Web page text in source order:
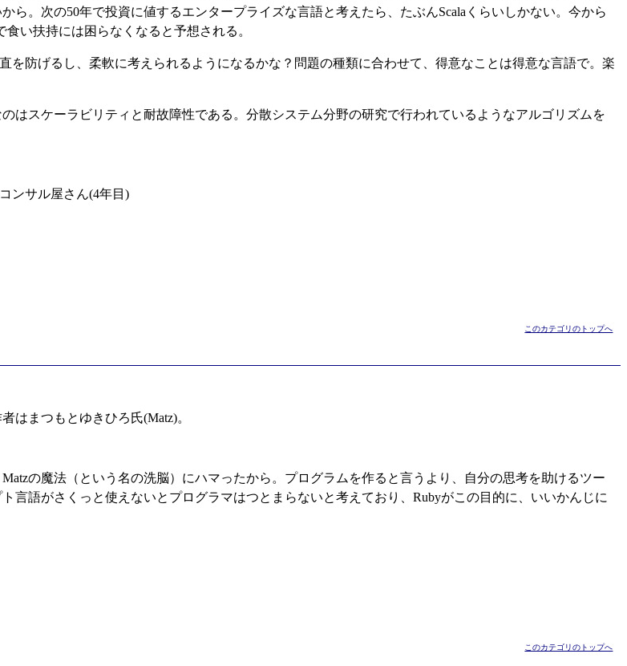
。次の50年で投資に値するエンタープライズな言語と考えたら、たぶんScalaくらいしかない。今から
い扶持には困らなくなると予想される。
を防げるし、柔軟に考えられるようになるかな？問題の種類に合わせて、得意なことは得意な言語で。楽
はスケーラビリティと耐故障性である。分散システム分野の研究で行われているようなアルゴリズムを
ンサル屋さん(4年目)
このカテゴリのトップへ
はまつもとゆきひろ氏(Matz)。
の魔法（という名の洗脳）にハマったから。プログラムを作ると言うより、自分の思考を助けるツー
言語がさくっと使えないとプログラマはつとまらないと考えており、Rubyがこの目的に、いいかんじに
このカテゴリのトップへ